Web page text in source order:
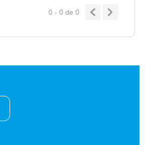
0 - 0 de 0